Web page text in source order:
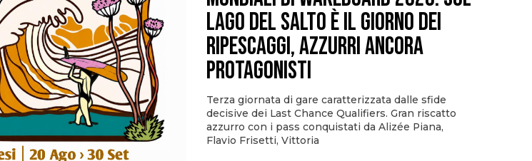
Lago del Salto è il giorno dei
ripescaggi, azzurri ancora
protagonisti
Terza giornata di gare caratterizzata dalle sfide
decisive dei Last Chance Qualifiers. Gran riscatto
azzurro con i pass conquistati da Alizée Piana,
Flavio Frisetti, Vittoria